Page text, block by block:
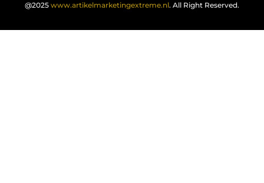
@2025 www.artikelmarketingextreme.nl. All Right Reserved.